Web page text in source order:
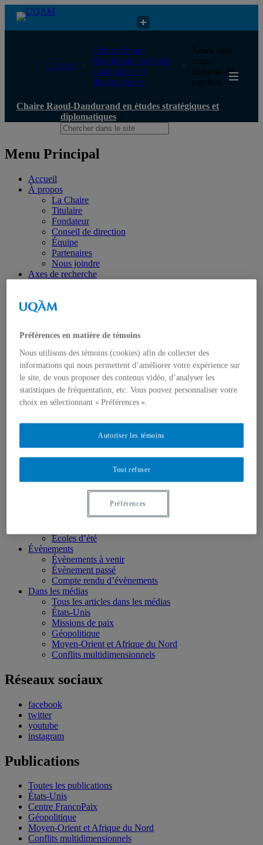
Chaire Raoul-Dandurand en études stratégiques et diplomatiques
UQAM
Chaire Raoul-
Dandurand en études
stratégiques et
diplomatiques
Tenez bien
votre
chapeau de
cowboy
Chaire Raoul-Dandurand en études stratégiques et
diplomatiques
Menu Principal
Accueil
À propos
La Chaire
Titulaire
Fondateur
Conseil de direction
Équipe
Partenaires
Nous joindre
Axes de recherche
Géopolitique
Accueil
Répertoire
Chercheur-e-s
Tou-te-s les chercheur-e-s
États-Unis
Centre FrancoPaix
Géopolitique
Conflits multidimensionnels
Centre FrancoPaix
Moyen-Orient et Afrique du Nord
Conflits multidimensionnels
Conférences personnalisées
Écoles d’été
Évènements
Évènements à venir
Évènement passé
Compte rendu d’évènements
Dans les médias
Tous les articles dans les médias
États-Unis
Missions de paix
Géopolitique
Moyen-Orient et Afrique du Nord
Conflits multidimensionnels
Réseaux sociaux
facebook
twitter
youtube
instagram
Publications
Toutes les publications
États-Unis
Centre FrancoPaix
Géopolitique
Moyen-Orient et Afrique du Nord
Conflits multidimensionnels
Préférences en matière de témoins
Nous utilisons des témoins (cookies) afin de collecter des
informations qui nous permettent d’améliorer votre expérience sur
le site, de vous proposer des contenus vidéo, d’analyser les
statistiques de fréquentation, etc. Vous pouvez personnaliser votre
choix en sélectionnant « Préférences ».
Tout refuser
Autoriser les témoins
Préférences